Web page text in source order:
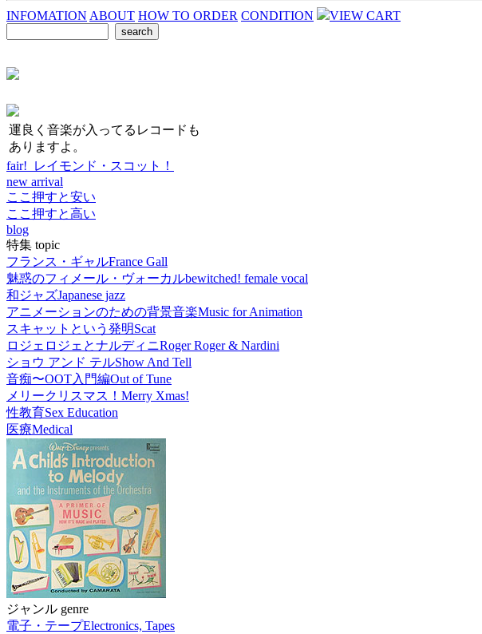
INFOMATION ABOUT HOW TO ORDER CONDITION VIEW CART
運良く音楽が入ってるレコードも
ありますよ。
fair! レイモンド・スコット！
new arrival
ここ押すと安い
ここ押すと高い
blog
特集 topic
フランス・ギャルFrance Gall
魅惑のフィメール・ヴォーカルbewitched! female vocal
和ジャズJapanese jazz
アニメーションのための背景音楽Music for Animation
スキャットという発明Scat
ロジェロジェとナルディニRoger Roger & Nardini
ショウ アンド テルShow And Tell
音痴〜OOT入門編Out of Tune
メリークリスマス！ Merry Xmas!
性教育Sex Education
医療Medical
ジャンル genre
電子・テープElectronics, Tapes